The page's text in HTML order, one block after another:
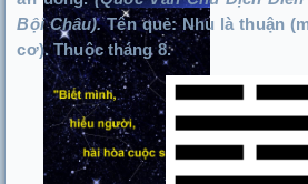
Bội Châu).Tên quẻ: Nhu là thuận
cơ). Thuộc tháng 8.